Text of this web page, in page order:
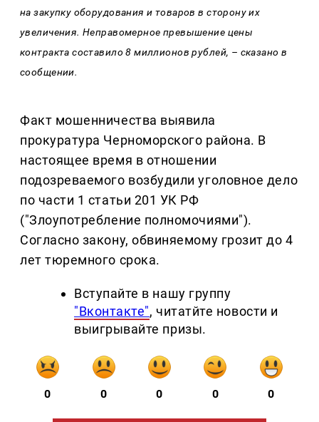
на закупку оборудования и товаров в сторону их
увеличения. Неправомерное превышение цены
контракта составило 8 миллионов рублей, – сказано в
сообщении.
Факт мошенничества выявила
прокуратура Черноморского района. В
настоящее время в отношении
подозреваемого возбудили уголовное дело
по части 1 статьи 201 УК РФ
("Злоупотребление полномочиями").
Согласно закону, обвиняемому грозит до 4
лет тюремного срока.
Вступайте в нашу группу
"Вконтакте", читатйте новости и
выигрывайте призы.
0 0 0 0 0